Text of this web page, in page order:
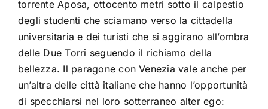
torrente Aposa, ottocento metri sotto il calpestio
degli studenti che sciamano verso la cittadella
universitaria e dei turisti che si aggirano all’ombra
delle Due Torri seguendo il richiamo della
bellezza. Il paragone con Venezia vale anche per
un’altra delle città italiane che hanno l’opportunità
di specchiarsi nel loro sotterraneo alter ego: